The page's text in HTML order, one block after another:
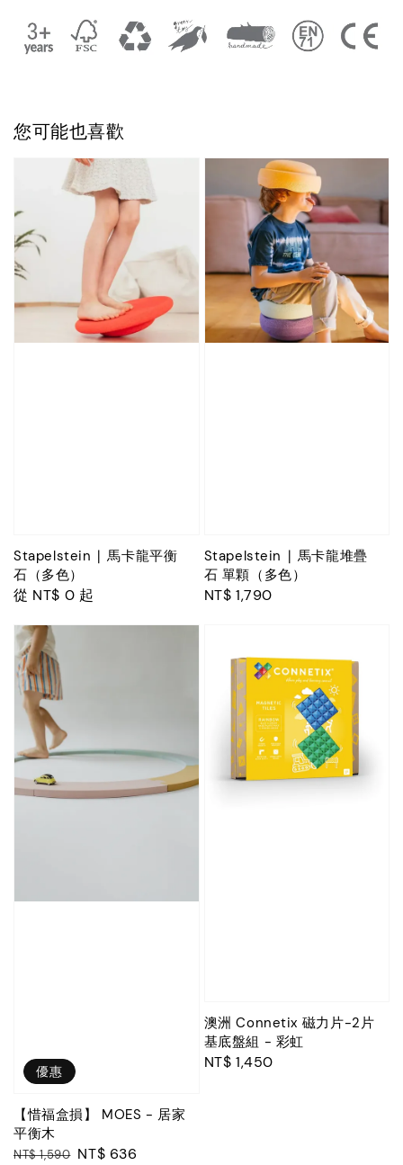
您可能也喜歡
Stapelstein ∣ 馬卡龍平衡
石（多色）
Regular
從 NT$ 0 起
Stapelstein ∣ 馬卡龍堆疊
石 單顆（多色）
Regular
NT$ 1,790
優惠
【惜福盒損】 MOES - 居家
平衡木
Regular
NT$ 1,590 Sale
NT$ 636
澳洲 Connetix 磁力片-2片
基底盤組 - 彩虹
Regular
NT$ 1,450